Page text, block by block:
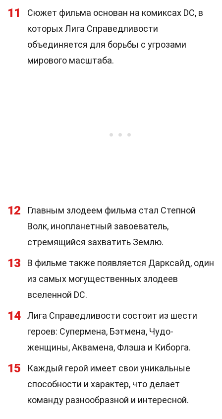
11
Сюжет фильма основан на комиксах DC, в
которых Лига Справедливости
объединяется для борьбы с угрозами
мирового масштаба.
12
Главным злодеем фильма стал Степной
Волк, инопланетный завоеватель,
стремящийся захватить Землю.
13
В фильме также появляется Дарксайд, один
из самых могущественных злодеев
вселенной DC.
14
Лига Справедливости состоит из шести
героев: Супермена, Бэтмена, Чудо-
женщины, Аквамена, Флэша и Киборга.
15
Каждый герой имеет свои уникальные
способности и характер, что делает
команду разнообразной и интересной.